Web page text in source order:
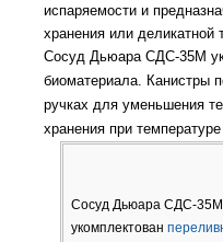
испаряемости и
хранения или деликатной
Сосуд Дьюара СДС-35М
биоматериала. Канистры
ручках для уменьшения
хранения при
Сосуд Дьюара СДС-
укомплектован